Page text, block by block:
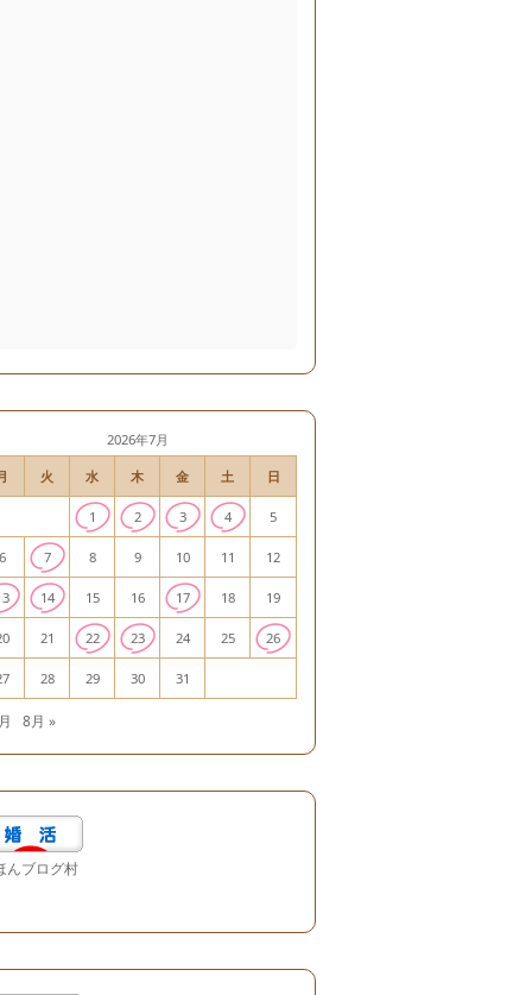
2026年7月
火 水 木 金 土 日
1 2 3 4 5
6 7 8 9 10 11 12
14 15 16 17 18 19
21 22 23 24 25 26
28 29 30 31
8月 »
んブログ村